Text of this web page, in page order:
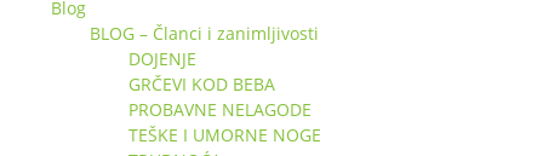
Blog
BLOG – Članci i zanimljivosti
DOJENJE
GRČEVI KOD BEBA
PROBAVNE NELAGODE
TEŠKE I UMORNE NOGE